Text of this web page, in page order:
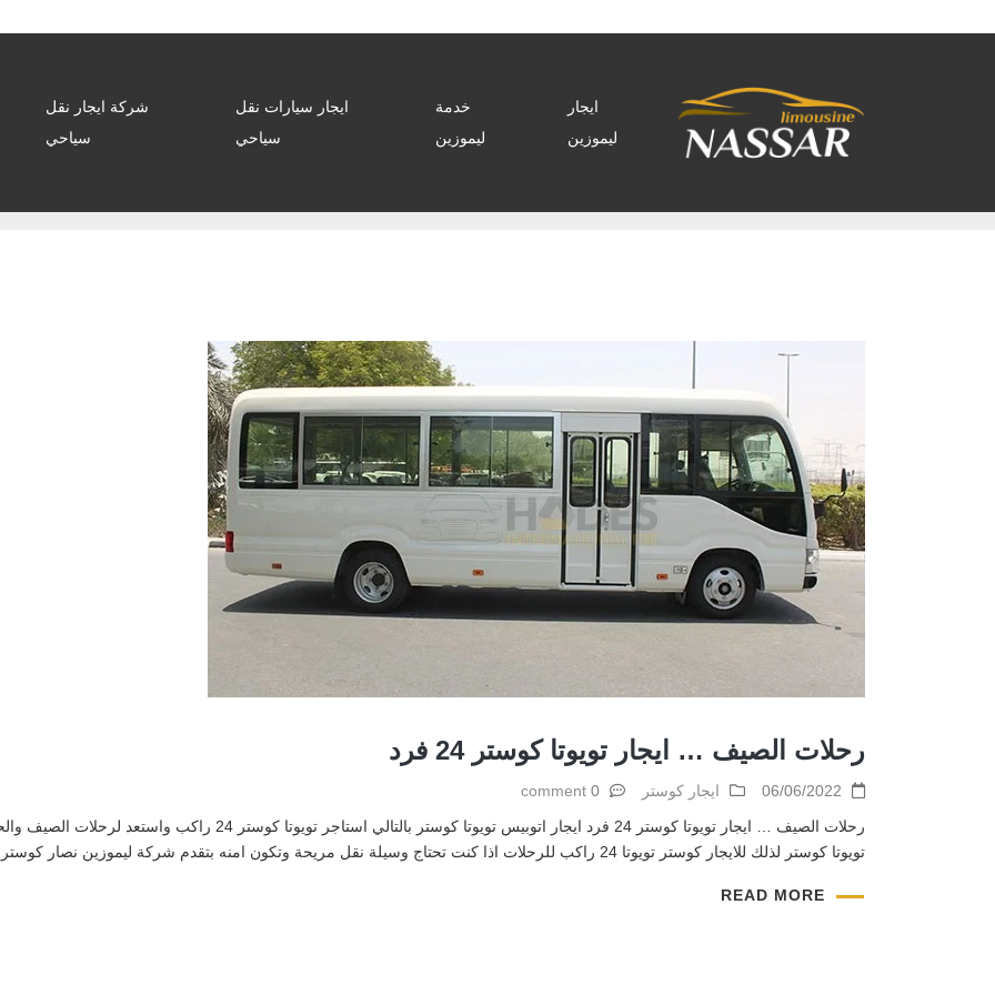
ايجار
ليموزين
خدمة
ليموزين
ايجار سيارات نقل
سياحي
شركة ايجار نقل
سياحي
رحلات الصيف … ايجار تويوتا كوستر 24 فرد
06/06/2022 ايجار كوستر
0 comment
رحلات الصيف … ايجار تويوتا كوستر 24 فرد ايجار اتوبيس تويوتا
تويوتا كوستر لذلك للايجار كوستر تويوتا 24 راكب للرحلات اذا كنت تحتاج وسيلة نقل مريحة وتكون امنه بتقدم شركة ليموزين نصار كوستر تويوتا للايجار 24 […]
READ MORE